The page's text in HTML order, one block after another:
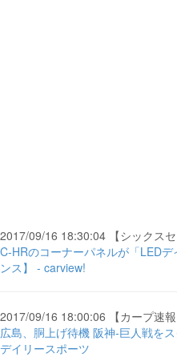
2017/09/16 18:30:04 【シックスセ
C-HRのコーナーパネルが「LED
ンス】 - carview!
2017/09/16 18:00:06 【カープ速報
広島、胴上げ待機 阪神-巨人戦を
デイリースポーツ